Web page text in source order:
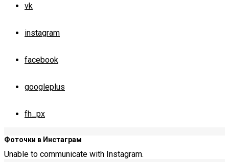
vk
instagram
facebook
googleplus
fh_px
Фоточки в Инстаграм
Unable to communicate with Instagram.